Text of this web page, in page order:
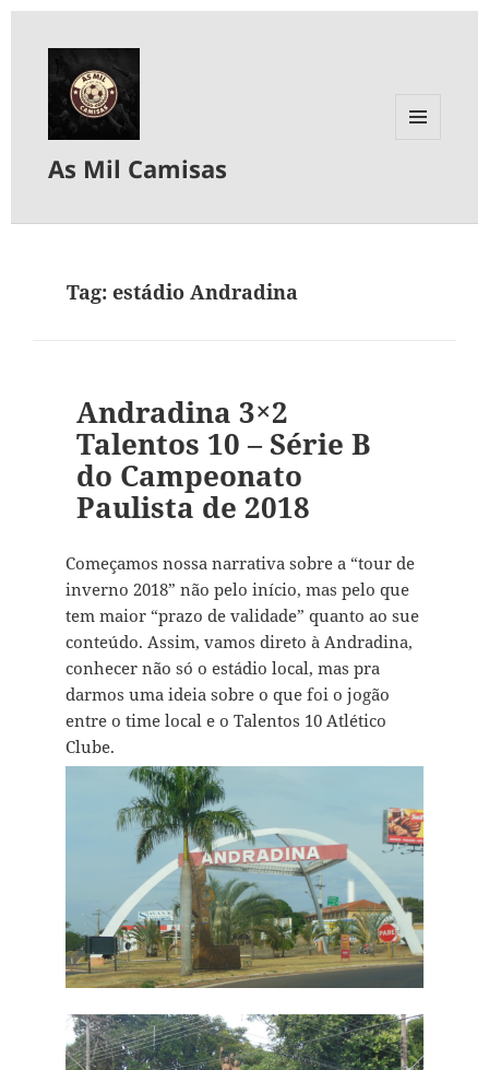
As Mil Camisas
Tag:estádio Andradina
Andradina 3×2
Talentos 10 – Série B
do Campeonato
Paulista de 2018
Começamos nossa narrativa sobre a “tour de
inverno 2018” não pelo início, mas pelo que
tem maior “prazo de validade” quanto ao sue
conteúdo. Assim, vamos direto à Andradina,
conhecer não só o estádio local, mas pra
darmos uma ideia sobre o que foi o jogão
entre o time local e o Talentos 10 Atlético
Clube.